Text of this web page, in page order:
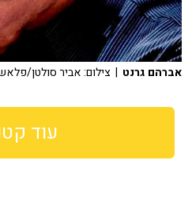
אברהם גרנט | צילום: אביר סולטן/
עוד